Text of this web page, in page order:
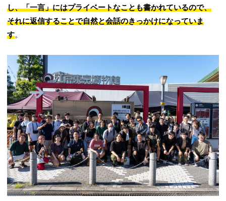
し、「一言」にはプライベートなことも書かれているので、
それに返信することで自然と会話のきっかけになっていま
す。